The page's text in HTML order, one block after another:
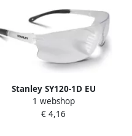
Stanley SY120-1D EU
veiligheidsbril | Helder Glas
SY120-1D EU
1 webshop
€ 4,16